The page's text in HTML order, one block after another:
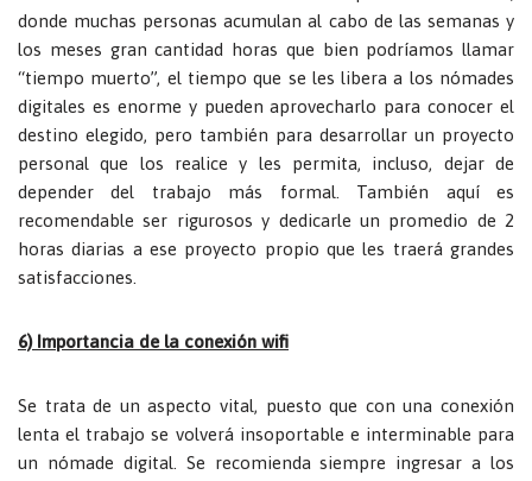
donde muchas personas acumulan al cabo de las semanas y
los meses gran cantidad horas que bien podríamos llamar
“tiempo muerto”, el tiempo que se les libera a los nómades
digitales es enorme y pueden aprovecharlo para conocer el
destino elegido, pero también para desarrollar un proyecto
personal que los realice y les permita, incluso, dejar de
depender del trabajo más formal. También aquí es
recomendable ser rigurosos y dedicarle un promedio de 2
horas diarias a ese proyecto propio que les traerá grandes
satisfacciones.
6) Importancia de la conexión wifi
Se trata de un aspecto vital, puesto que con una conexión
lenta el trabajo se volverá insoportable e interminable para
un nómade digital. Se recomienda siempre ingresar a los